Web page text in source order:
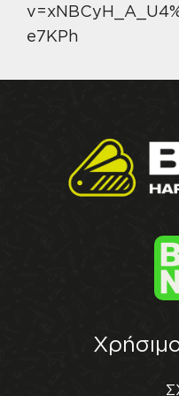
e7KPh